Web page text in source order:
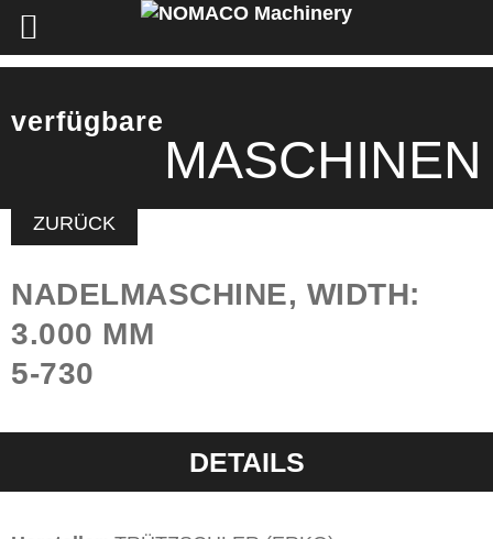
verfügbare
MASCHINEN
ZURÜCK
NADELMASCHINE, WIDTH:
3.000 MM
5-730
DETAILS